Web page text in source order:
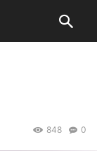
0
848